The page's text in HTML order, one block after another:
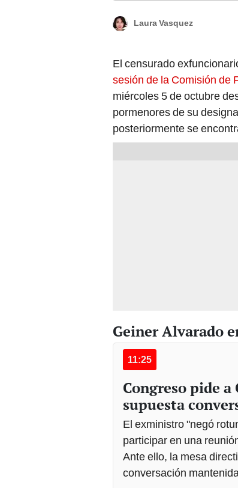
Laura Vasquez
El censurado
sesión de la Comisión de
miércoles 5 de octubre
pormenores de su
posteriormente se
Geiner Alvarado
11:25
Congreso pide
supuesta
El exministro "negó
participar en una
Ante ello, la mesa
conversación